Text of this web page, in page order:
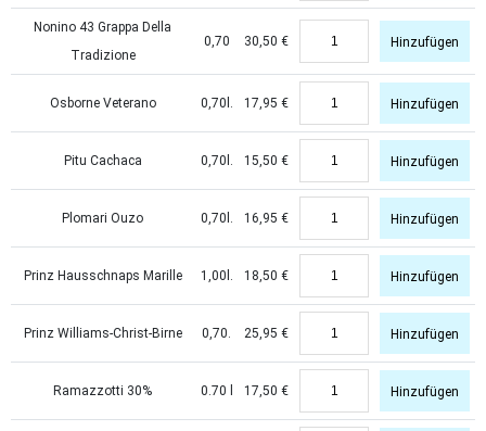
Nonino 43 Grappa Della
Tradizione
0,70 30,50 € Hinzufügen
Osborne Veterano 0,70l. 17,95 € Hinzufügen
Pitu Cachaca 0,70l. 15,50 € Hinzufügen
Plomari Ouzo 0,70l. 16,95 € Hinzufügen
Prinz Hausschnaps Marille 1,00l. 18,50 € Hinzufügen
Prinz Williams-Christ-Birne 0,70. 25,95 € Hinzufügen
Ramazzotti 30% 0.70 l 17,50 € Hinzufügen